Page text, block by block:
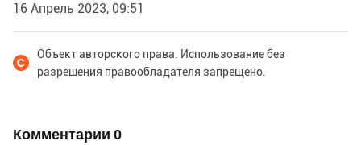
16 Апрель 2023, 09:51
Объект авторского права. Использование без
разрешения правообладателя запрещено.
Комментарии 0